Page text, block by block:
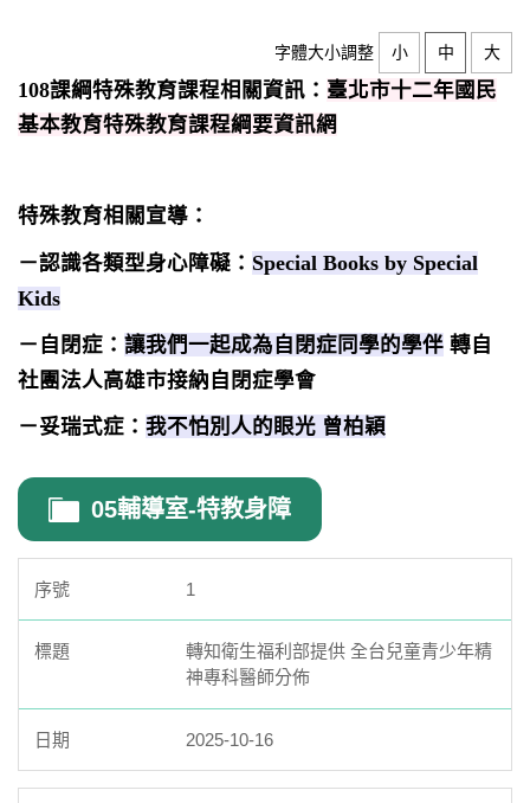
字體大小調整 小 中 大
108課綱特殊教育課程相關資訊： 臺北市十二年國民
基本教育特殊教育課程綱要資訊網
特殊教育相關宣導：
－認識各類型身心障礙： Special Books by Special
Kids
－自閉症： 讓我們一起成為自閉症同學的學伴 轉自
社團法人高雄市接納自閉症學會
－妥瑞式症： 我不怕別人的眼光 曾柏穎
05輔導室-特教身障
1
轉知衛生福利部提供 全台兒童青少年精
神專科醫師分佈
2025-10-16